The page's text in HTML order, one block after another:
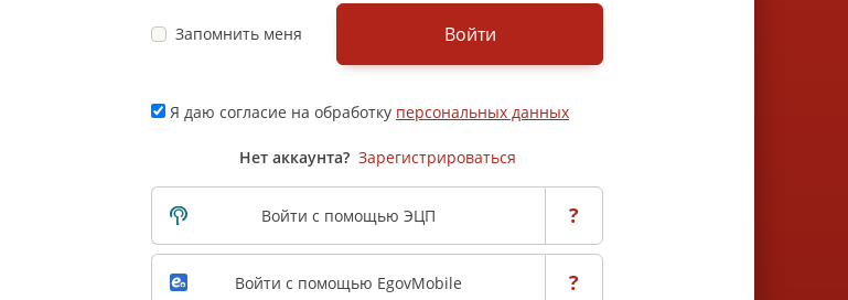
Запомнить меня Войти
Я даю согласие на обработку персональных данных
Нет аккаунта? Зарегистрироваться
Войти с помощью ЭЦП ?
Войти с помощью EgovMobile ?